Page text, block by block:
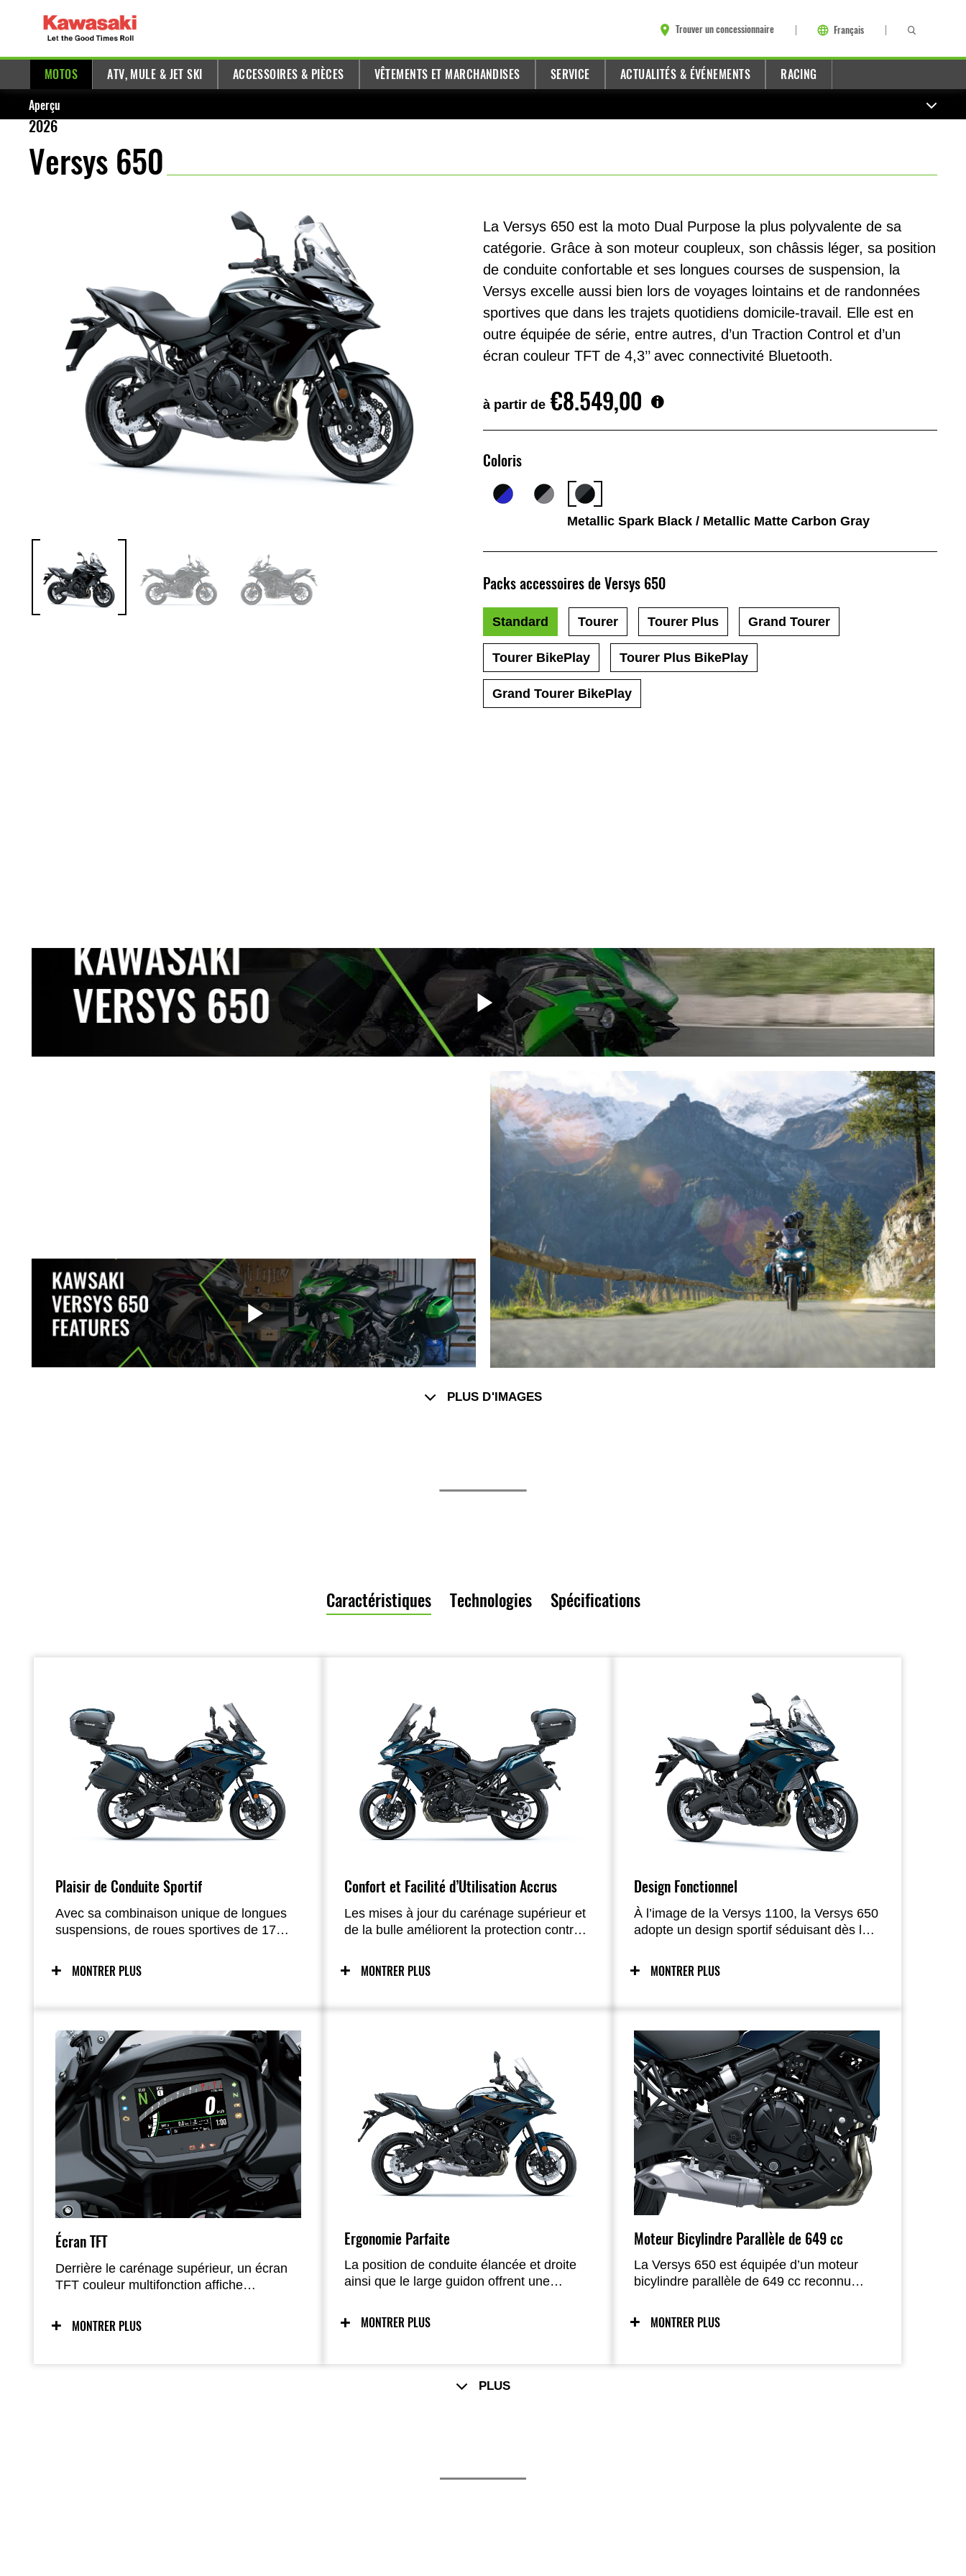
Trouver un concessionnaire Français
MOTOS ATV, MULE & JET SKI ACCESSOIRES & PIÈCES VÊTEMENTS ET MARCHANDISES SERVICE ACTUALITÉS & ÉVÉNEMENTS RACING
Aperçu
2026
Versys 650
La Versys 650 est la moto Dual Purpose la plus polyvalente de sa
catégorie. Grâce à son moteur coupleux, son châssis léger, sa position
de conduite confortable et ses longues courses de suspension, la
Versys excelle aussi bien lors de voyages lointains et de randonnées
sportives que dans les trajets quotidiens domicile-travail. Elle est en
outre équipée de série, entre autres, d’un Traction Control et d’un
écran couleur TFT de 4,3’’ avec connectivité Bluetooth.
à partir de €8.549,00
Coloris
Metallic Spark Black / Metallic Matte Carbon Gray
Packs accessoires de Versys 650
Standard Tourer Tourer Plus Grand Tourer
Tourer BikePlay Tourer Plus BikePlay
Grand Tourer BikePlay
PLUS D'IMAGES
Caractéristiques Technologies Spécifications
Plaisir de Conduite Sportif
Avec sa combinaison unique de longues
suspensions, de roues sportives de 17
d’un bicylindre parallèle compact optimisé
pour un couple solide à bas et mi-régime,
lorsque celle-ci devient sinueuse ; l’ajout
d’aides électroniques comme le KTRC
renforce la confiance dans de nombreuses
situations.
MONTRER PLUS
Confort et Facilité d’Utilisation Accrus
Les mises à jour du carénage supérieur et
de la bulle améliorent la protection contre
distances ; le nouvel écran TFT couleur de
4,3 pouces avec connectivité smartphone
MONTRER PLUS
Design Fonctionnel
À l’image de la Versys 1100, la Versys 650
adopte un design sportif séduisant dès le
une continuité visuelle de l’avant à
l’arrière, tandis que l’association équilibrée
que les carénages soignés privilégient le
confort du pilote.
MONTRER PLUS
Écran TFT
Derrière le carénage supérieur, un écran
TFT couleur multifonction affiche
engagé, niveau de carburant, tripmeters,
température, tension et bien plus encore ;
MONTRER PLUS
Ergonomie Parfaite
La position de conduite élancée et droite
ainsi que le large guidon offrent une
excellent contrôle.
MONTRER PLUS
Moteur Bicylindre Parallèle de 649 cc
La Versys 650 est équipée d’un moteur
bicylindre parallèle de 649 cc reconnu
puissance à bas et mi-régime, idéal pour
les balades sportives du week-end comme
MONTRER PLUS
PLUS